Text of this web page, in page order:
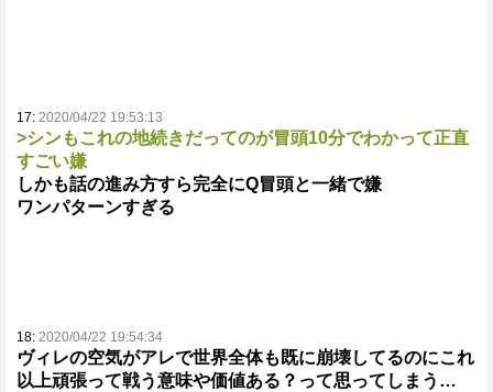
17: 2020/04/22 19:53:13
>シンもこれの地続きだってのが冒頭10分でわかって正直
すごい嫌
しかも話の進み方すら完全にQ冒頭と一緒で嫌
ワンパターンすぎる
18: 2020/04/22 19:54:34
ヴィレの空気がアレで世界全体も既に崩壊してるのにこれ
以上頑張って戦う意味や価値ある？って思ってしまう…